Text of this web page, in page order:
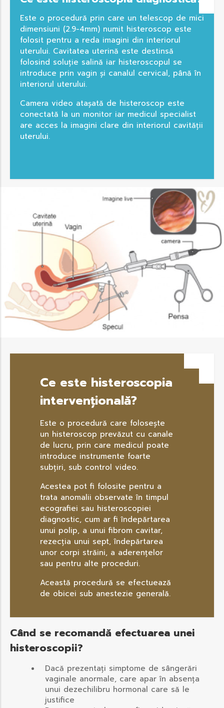
Este o procedură prin care un telescop de mici
dimensiuni (2.9-4mm) numit histeroscop este
folosit pentru a reda imagini din interiorul
uterului. Cavitatea uterină este destinsă
folosind soluție salină iar histeroscopul se
introduce prin vagin și canalul cervical, până în
interiorul uterului.
Camera video atașată de histeroscop este
conectată la un monitor iar medicul specialist
are acces la imagini clare din interiorul cavității
uterului.
Ce este histeroscopia
intervențională?
Este o procedură care folosește
un histeroscop prevăzut cu canale
de lucru, prin care medicul poate
introduce instrumente foarte
subţiri, sub control video.
Acestea pot fi folosite pentru a
trata anomalii observate în timpul
ecografiei sau histeroscopiei
diagnostic, cum ar fi îndepărtarea
unui polip, a unui fibrom cavitar,
rezecția unui sept, îndepărtarea
unor corpi străini, a aderențelor
sau pentru alte proceduri.
Această procedură se efectuează
de obicei sub anestezie generală.
Când se recomandă efectuarea unei
histeroscopii?
Dacă prezentați simptome de sângerări
vaginale anormale, care apar în absența
unui dezechilibru hormonal care să le
justifice